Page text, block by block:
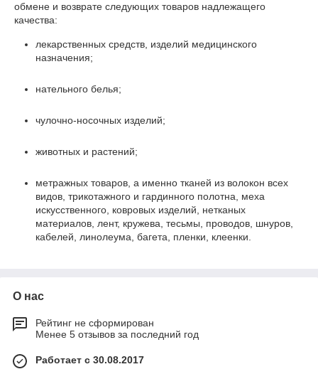
обмене и возврате следующих товаров надлежащего
качества:
лекарственных средств, изделий медицинского
назначения;
нательного белья;
чулочно-носочных изделий;
животных и растений;
метражных товаров, а именно тканей из волокон всех
видов, трикотажного и гардинного полотна, меха
искусственного, ковровых изделий, нетканых
материалов, лент, кружева, тесьмы, проводов, шнуров,
кабелей, линолеума, багета, пленки, клеенки.
О нас
Рейтинг не сформирован
Менее 5 отзывов за последний год
Работает с 30.08.2017